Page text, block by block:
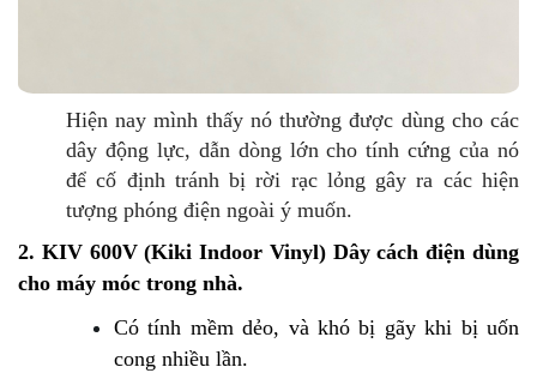
Hiện nay mình thấy nó thường được dùng cho các
dây động lực, dẫn dòng lớn cho tính cứng của nó
để cố định tránh bị rời rạc lỏng gây ra các hiện
tượng phóng điện ngoài ý muốn.
2. KIV 600V (Kiki Indoor Vinyl) Dây cách điện dùng
cho máy móc trong nhà.
Có tính mềm dẻo, và khó bị gãy khi bị uốn
cong nhiều lần.